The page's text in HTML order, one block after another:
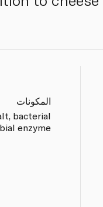
المكونات
bacterial
enzyme.